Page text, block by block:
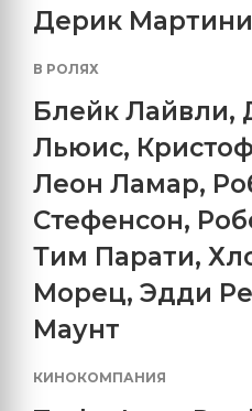
Дерик Мартини
В РОЛЯХ
Блейк Лайвли,
Льюис,
Леон Ламар,
Стефенсон,
Тим Парати,
Морец, Эдди
Маунт
КИНОКОМПАНИЯ